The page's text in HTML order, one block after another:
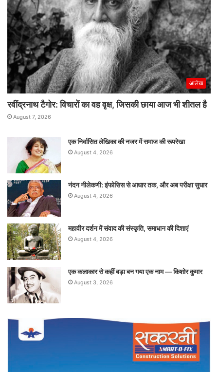
आलेख
रवींद्रनाथ टैगोर: विचारों का वह वृक्ष, जिसकी छाया आज भी शीतल है
August 7, 2026
एक निर्वासित लेखिका की नजर में समाज की रूपरेखा
August 4, 2026
नंदन नीलेकणी: इंफोसिस से आधार तक, और अब परीक्षा सुधार
August 4, 2026
महावीर दर्शन में संवाद की संस्कृति, समाधान की दिशाएं
August 4, 2026
एक कलाकार से कहीं बड़ा बन गया एक नाम — किशोर कुमार
August 3, 2026